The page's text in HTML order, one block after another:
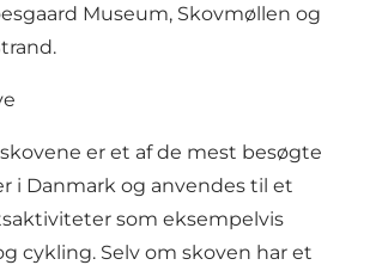
Museum, Skovmøllen og
er et af de mest besøgte
i Danmark og anvendes til et
som eksempelvis
cykling. Selv om skoven har et